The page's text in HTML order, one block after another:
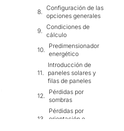
Configuración de las
opciones generales
Condiciones de
cálculo
Predimensionador
energético
Introducción de
paneles solares y
filas de paneles
Pérdidas por
sombras
Pérdidas por
orientación e